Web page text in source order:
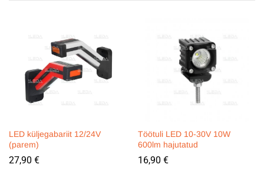
LED küljegabariit 12/24V
(parem)
27,90 €
Töötuli LED 10-30V 10W
600lm hajutatud
16,90 €